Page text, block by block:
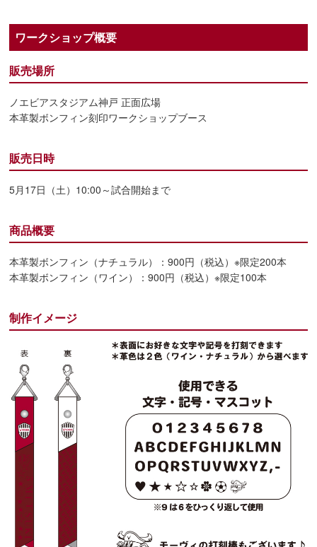
ワークショップ概要
販売場所
ノエビアスタジアム神戸 正面広場
本革製ボンフィン刻印ワークショップブース
販売日時
5月17日（土）10:00～試合開始まで
商品概要
本革製ボンフィン（ナチュラル）：900円（税込）※限定200本
本革製ボンフィン（ワイン）：900円（税込）※限定100本
制作イメージ